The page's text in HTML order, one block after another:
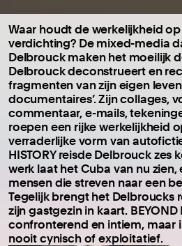
Waar houdt de werkelijkheid
verdichting? De mixed-media
Delbrouck maken het moeilijk
Delbrouck deconstrueert en
fragmenten van zijn eigen
documentaires’. Zijn collages,
commentaar, e-mails,
roepen een rijke werkelijkheid
verraderlijke vorm van
HISTORY reisde Delbrouck zes
werk laat het Cuba van nu
mensen die streven naar een
Tegelijk brengt het Delbroucks
zijn gastgezin in kaart. BEYOND
confronterend en intiem, maar
nooit cynisch of exploitatief.